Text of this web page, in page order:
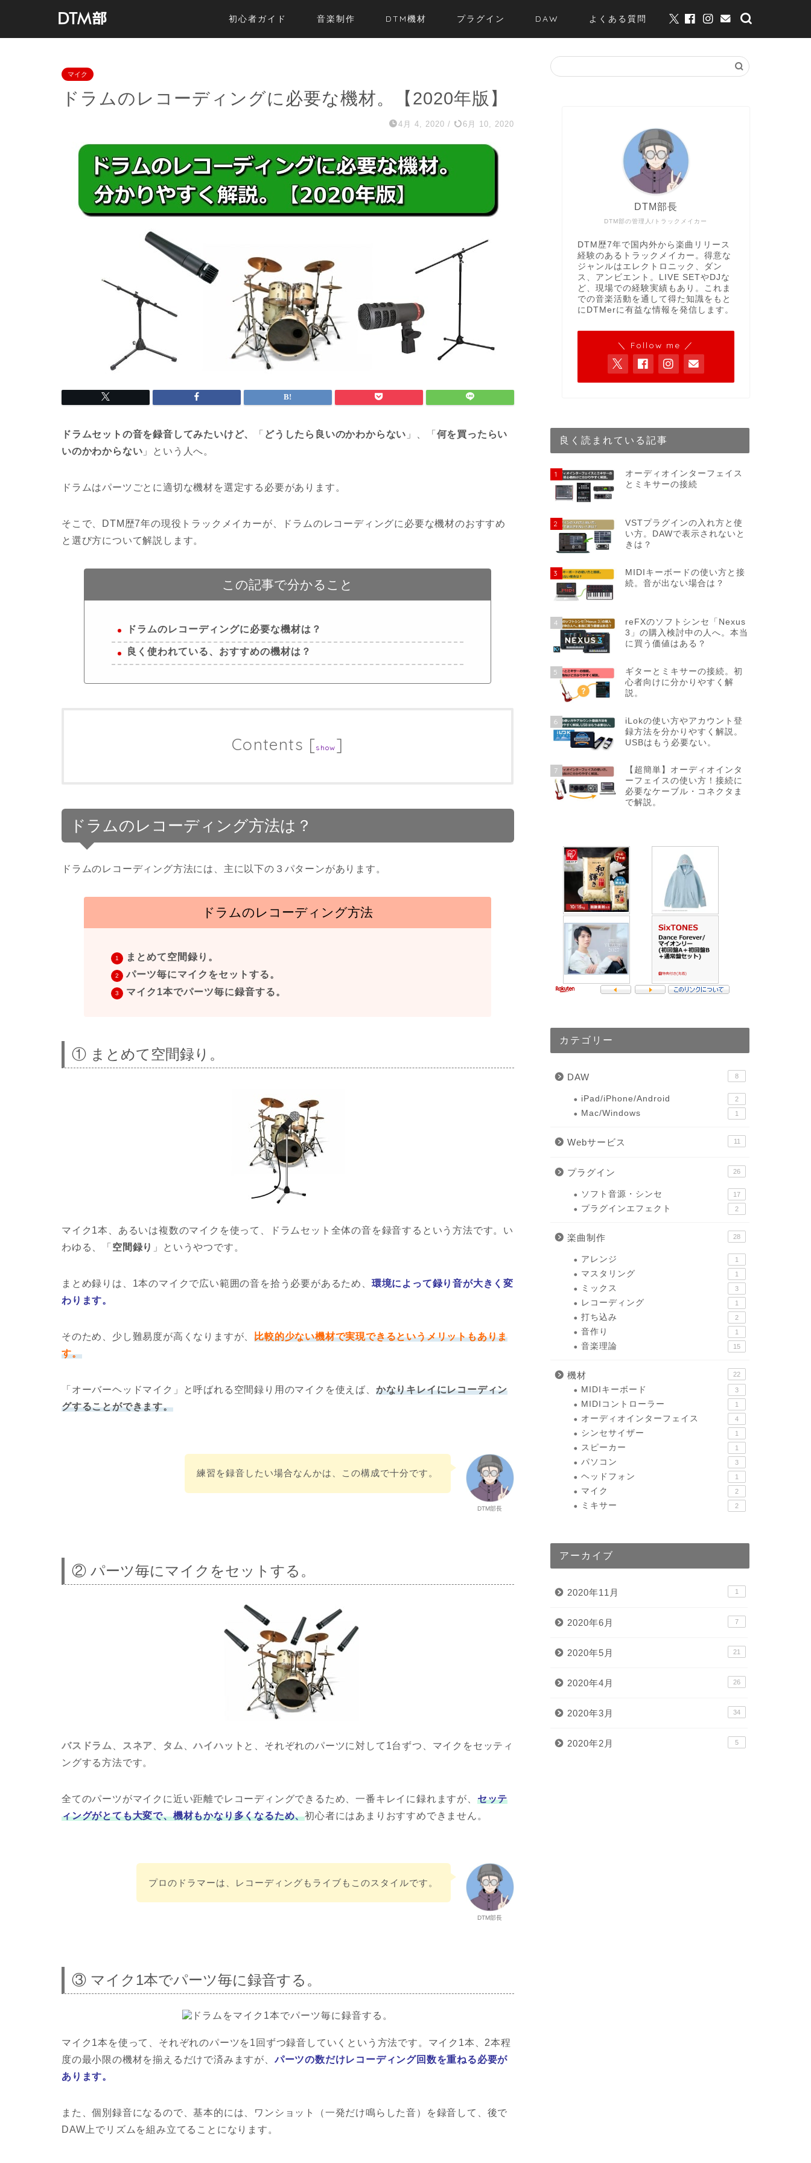
初心者ガイド 音楽制作 DTM機材 プラグイン DAW よくある質問
マイク
ドラムのレコーディングに必要な機材。【2020年版】
4月 4, 2020 / 6月 10, 2020
ドラムセットの音を録音してみたいけど、 「 どうしたら良いのかわからない 」、「 何を買ったらい
いのかわからない 」という人へ。
ドラムはパーツごとに適切な機材を選定する必要があります。
そこで、DTM歴7年の現役トラックメイカーが、ドラムのレコーディングに必要な機材のおすすめ
と選び方について解説します。
この記事で分かること
ドラムのレコーディングに必要な機材は？
良く使われている、おすすめの機材は？
Contents [show ]
ドラムのレコーディング方法は？
ドラムのレコーディング方法には、主に以下の３パターンがあります。
ドラムのレコーディング方法
まとめて空間録り。
パーツ毎にマイクをセットする。
マイク1本でパーツ毎に録音する。
① まとめて空間録り。
マイク1本、あるいは複数のマイクを使って、ドラムセット全体の音を録音するという方法です。い
わゆる、「 空間録り 」というやつです。
まとめ録りは、1本のマイクで広い範囲の音を拾う必要があるため、 環境によって録り音が大きく変
わります。
そのため、少し難易度が高くなりますが、比較的少ない機材で実現できるというメリットもありま
す。
「オーバーヘッドマイク」 と呼ばれる空間録り用のマイクを使えば、 かなりキレイにレコーディン
グすることができます。
DTM部長
練習を録音したい場合なんかは、この構成で十分です。
② パーツ毎にマイクをセットする。
バスドラム、 スネア、 タム、ハイハット と、それぞれのパーツに対して1台ずつ、マイクをセッティ
ングする方法です。
全てのパーツがマイクに近い距離でレコーディングできるため、一番キレイに録れますが、 セッテ
ィングがとても大変で、機材もかなり多くなるため、初心者にはあまりおすすめできません。
DTM部長
プロのドラマーは、レコーディングもライブもこのスタイルです。
③ マイク1本でパーツ毎に録音する。
マイク1本を使って、それぞれのパーツを1回ずつ録音していくという方法です。マイク1本、2本程
度の最小限の機材を揃えるだけで済みますが、パーツの数だけレコーディング回数を重ねる必要が
あります。
また、個別録音になるので、基本的には、ワンショット（一発だけ鳴らした音）を録音して、後で
DAW上でリズムを組み立てることになります。
DTM部の管理人/トラックメイカー
DTM部長
DTM歴7年で国内外から楽曲リリース
経験のあるトラックメイカー。得意な
ジャンルはエレクトロニック、ダン
ス、アンビエント。LIVE SETやDJな
ど、現場での経験実績もあり。これま
での音楽活動を通して得た知識をもと
にDTMerに有益な情報を発信します。
＼ Follow me ／
良く読まれている記事
1
オーディオインターフェイス
とミキサーの接続
2
VSTプラグインの入れ方と使
い方。DAWで表示されないと
きは？
3
MIDIキーボードの使い方と接
続。音が出ない場合は？
4
reFXのソフトシンセ「Nexus
3」の購入検討中の人へ。本当
に買う価値はある？
5
ギターとミキサーの接続。初
心者向けに分かりやすく解
説。
6
iLokの使い方やアカウント登
録方法を分かりやすく解説。
USBはもう必要ない。
7
【超簡単】オーディオインタ
ーフェイスの使い方！接続に
必要なケーブル・コネクタま
で解説。
カテゴリー
DAW 8
iPad/iPhone/Android 2
Mac/Windows 1
Webサービス 11
プラグイン 26
ソフト音源・シンセ 17
プラグインエフェクト 2
楽曲制作 28
アレンジ 1
マスタリング 1
ミックス 3
レコーディング 1
打ち込み 2
音作り 1
音楽理論 15
機材 22
MIDIキーボード 3
MIDIコントローラー 1
オーディオインターフェイス 4
シンセサイザー 1
スピーカー 1
パソコン 3
ヘッドフォン 1
マイク 2
ミキサー 2
アーカイブ
2020年11月 1
2020年6月 7
2020年5月 21
2020年4月 26
2020年3月 34
2020年2月 5